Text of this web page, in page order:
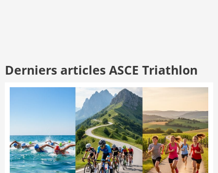
Derniers articles ASCE Triathlon